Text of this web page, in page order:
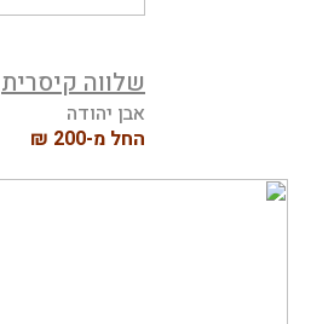
שלווה קיסרית
אבן יהודה
החל מ-200 ₪